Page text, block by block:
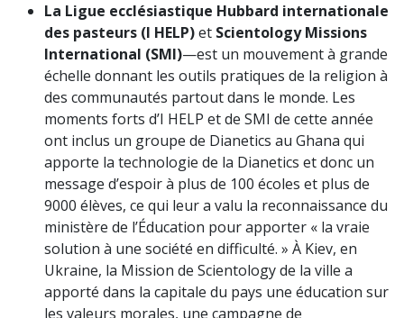
La Ligue ecclésiastique Hubbard internationale
des pasteurs (I HELP)et Scientology Missions
International (SMI)—est un mouvement à grande
échelle donnant les outils pratiques de la religion à
des communautés partout dans le monde. Les
moments forts d’I HELP et de SMI de cette année
ont inclus un groupe de Dianetics au Ghana qui
apporte la technologie de la Dianetics et donc un
message d’espoir à plus de 100 écoles et plus de
9000 élèves, ce qui leur a valu la reconnaissance du
ministère de l’Éducation pour apporter « la vraie
solution à une société en difficulté. » À Kiev, en
Ukraine, la Mission de Scientology de la ville a
apporté dans la capitale du pays une éducation sur
les valeurs morales, une campagne de